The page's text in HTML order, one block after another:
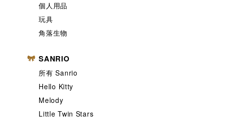
個人用品
玩具
角落生物
SANRIO
所有 Sanrio
Hello Kitty
Melody
Little Twin Stars